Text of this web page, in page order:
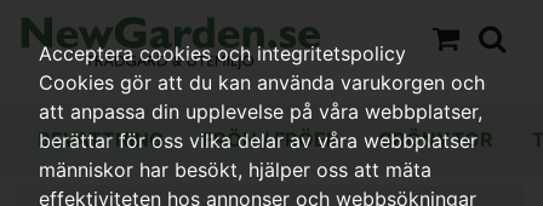
BEVATTNING FRÖN / FRÖER GRÖNYTOR
Acceptera cookies och integritetspolicy
Cookies gör att du kan använda varukorgen och
att anpassa din upplevelse på våra webbplatser,
berättar för oss vilka delar av våra webbplatser
människor har besökt, hjälper oss att mäta
effektiviteten hos annonser och webbsökningar